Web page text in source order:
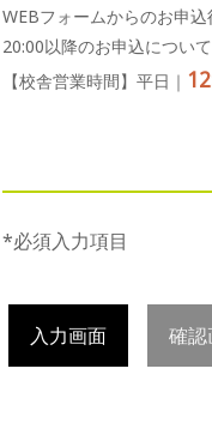
WEBフォームからのお申
20:00以降のお申込につい
【校舎営業時間】平日｜
*必須入力項目
入力画面 確認